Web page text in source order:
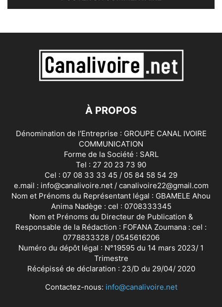
À PROPOS
Dénomination de l’Entreprise : GROUPE CANAL IVOIRE
COMMUNICATION
Forme de la Société : SARL
Tel : 27 20 23 73 90
Cel : 07 08 33 33 45 / 05 84 58 54 29
e.mail : info@canalivoire.net / canalivoire22@gmail.com
Nom et Prénoms du Représentant légal : GBAMELE Ahou
Anima Nadège : cel : 0708333345
Nom et Prénoms du Directeur de Publication &
Responsable de la Rédaction : FOFANA Zoumana : cel :
0778833328 / 0545616206
Numéro du dépôt légal : N°19595 du 14 mars 2023/ 1
Trimestre
Récépissé de déclaration : 23/D du 29/04/ 2020
Contactez-nous: info@canalivoire.net